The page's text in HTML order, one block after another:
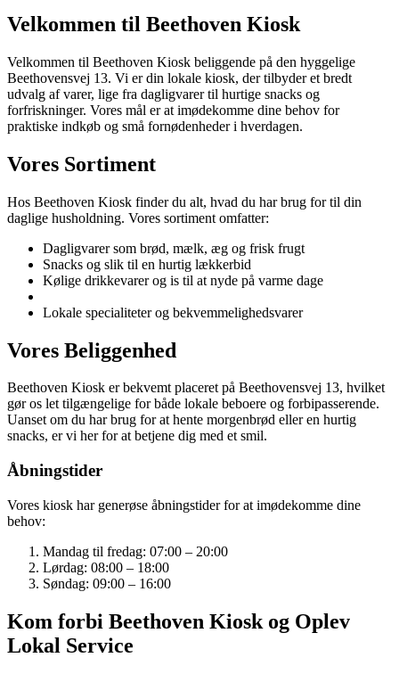
Velkommen til Beethoven Kiosk
Velkommen til Beethoven Kiosk beliggende på den hyggelige
Beethovensvej 13. Vi er din lokale kiosk, der tilbyder et bredt
udvalg af varer, lige fra dagligvarer til hurtige snacks og
forfriskninger. Vores mål er at imødekomme dine behov for
praktiske indkøb og små fornødenheder i hverdagen.
Vores Sortiment
Hos Beethoven Kiosk finder du alt, hvad du har brug for til din
daglige husholdning. Vores sortiment omfatter:
Dagligvarer som brød, mælk, æg og frisk frugt
Snacks og slik til en hurtig lækkerbid
Kølige drikkevarer og is til at nyde på varme dage
Lokale specialiteter og bekvemmelighedsvarer
Vores Beliggenhed
Beethoven Kiosk er bekvemt placeret på Beethovensvej 13, hvilket
gør os let tilgængelige for både lokale beboere og forbipasserende.
Uanset om du har brug for at hente morgenbrød eller en hurtig
snacks, er vi her for at betjene dig med et smil.
Åbningstider
Vores kiosk har generøse åbningstider for at imødekomme dine
behov:
Mandag til fredag: 07:00 – 20:00
Lørdag: 08:00 – 18:00
Søndag: 09:00 – 16:00
Kom forbi Beethoven Kiosk og Oplev
Lokal Service